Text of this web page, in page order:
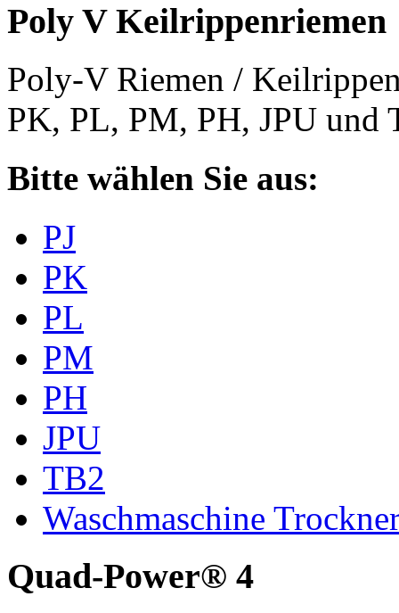
Poly V Keilrippenriemen
Poly-V Riemen /
PK, PL, PM, PH, JPU und
Bitte wählen Sie aus:
PJ
PK
PL
PM
PH
JPU
TB2
Waschmaschine
Quad-Power® 4